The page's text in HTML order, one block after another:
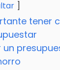
tener
un